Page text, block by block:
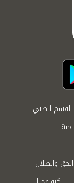
القسم الطبي
الحق والضلال